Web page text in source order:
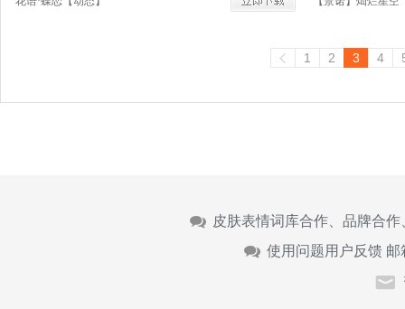
1 2 3 4
皮肤表情词库合作、品牌合
使用问题用户反馈 邮